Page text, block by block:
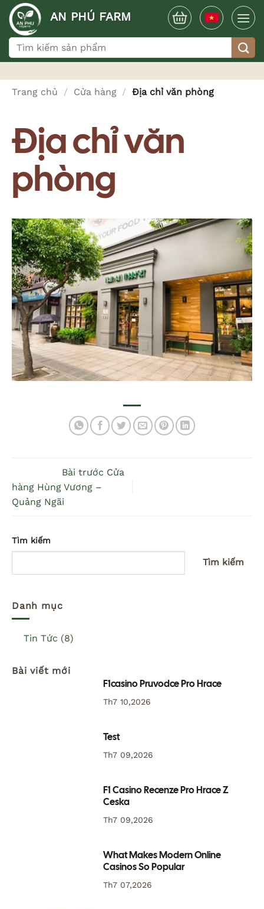
qua
nội
dung
AN PHÚ FARM
Tìm
kiếm:
Trang chủ / Cửa hàng / Địa chỉ văn phòng
Địa chỉ văn
phòng
Bài trước Cửa
hàng Hùng Vương –
Quảng Ngãi
Tìm kiếm
Tìm kiếm
Danh mục
Tin Tức (8)
Bài viết mới
F1casino Pruvodce Pro Hrace
Th7 10,2026
Test
Th7 09,2026
F1 Casino Recenze Pro Hrace Z
Ceska
Th7 09,2026
What Makes Modern Online
Casinos So Popular
Th7 07,2026